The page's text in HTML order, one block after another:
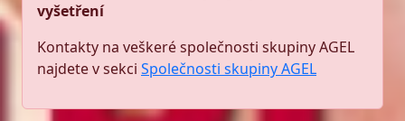
vyšetření
Kontakty na veškeré společnosti skupiny AGEL
najdete v sekci Společnosti skupiny AGEL